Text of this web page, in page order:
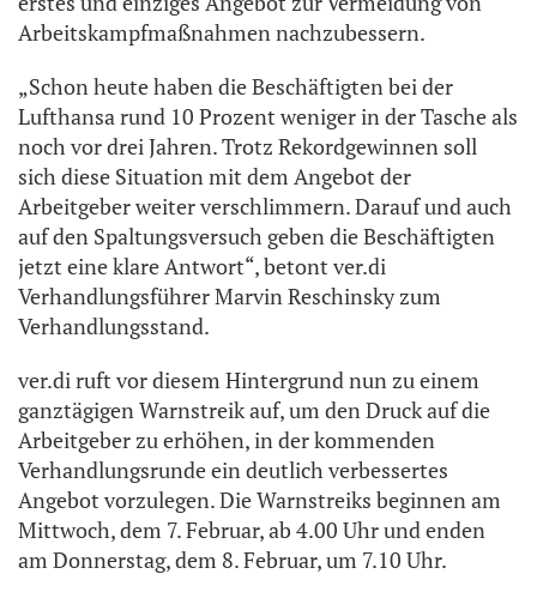
Arbeitskampfmaßnahmen nachzubessern.
„Schon heute haben die Beschäftigten bei der
Lufthansa rund 10 Prozent weniger in der Tasche als
noch vor drei Jahren. Trotz Rekordgewinnen soll
sich diese Situation mit dem Angebot der
Arbeitgeber weiter verschlimmern. Darauf und auch
auf den Spaltungsversuch geben die Beschäftigten
jetzt eine klare Antwort“, betont ver.di
Verhandlungsführer Marvin Reschinsky zum
Verhandlungsstand.
ver.di ruft vor diesem Hintergrund nun zu einem
ganztägigen Warnstreik auf, um den Druck auf die
Arbeitgeber zu erhöhen, in der kommenden
Verhandlungsrunde ein deutlich verbessertes
Angebot vorzulegen. Die Warnstreiks beginnen am
Mittwoch, dem 7. Februar, ab 4.00 Uhr und enden
am Donnerstag, dem 8. Februar, um 7.10 Uhr.